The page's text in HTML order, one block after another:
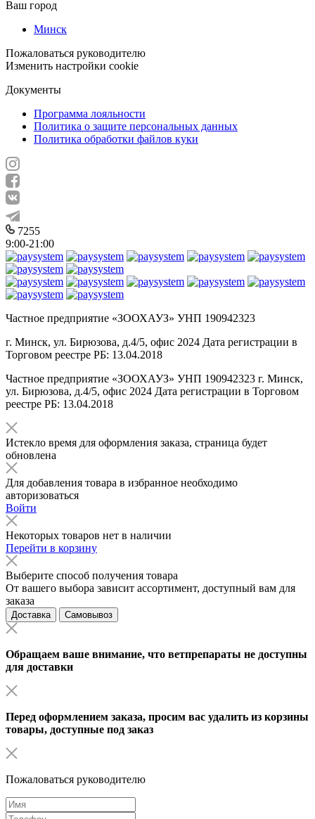
Ваш город
Минск
Пожаловаться руководителю
Изменить настройки cookie
Документы
Программа лояльности
Политика о защите персональных данных
Политика обработки файлов куки
7255
9:00-21:00
Частное предприятие «ЗООХАУЗ» УНП 190942323
г. Минск, ул. Бирюзова, д.4/5, офис 2024 Дата регистрации в
Торговом реестре РБ: 13.04.2018
Частное предприятие «ЗООХАУЗ» УНП 190942323 г. Минск,
ул. Бирюзова, д.4/5, офис 2024 Дата регистрации в Торговом
реестре РБ: 13.04.2018
Истекло время для оформления заказа, страница будет
обновлена
Для добавления товара в избранное необходимо
авторизоваться
Войти
Некоторых товаров нет в наличии
Перейти в корзину
Выберите способ получения товара
От вашего выбора зависит ассортимент, доступный вам для
заказа
Доставка Самовывоз
Обращаем ваше внимание, что ветпрепараты не доступны
для доставки
Перед оформлением заказа, просим вас удалить из корзины
товары, доступные под заказ
Пожаловаться руководителю